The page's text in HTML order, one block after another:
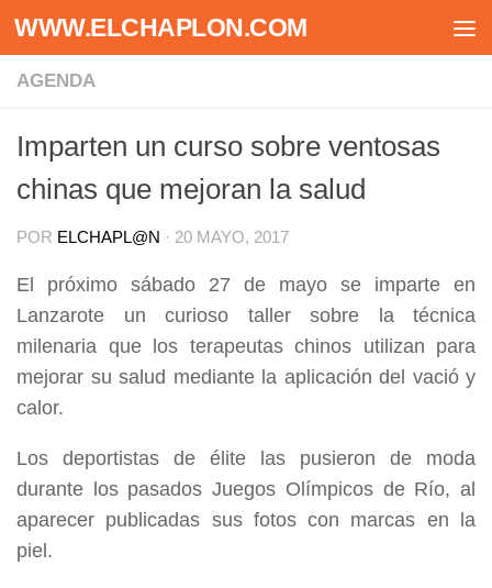
Saltar al contenido
WWW.ELCHAPLON.COM
AGENDA
Imparten un curso sobre ventosas
chinas que mejoran la salud
POR ELCHAPL@N · 20 MAYO, 2017
El próximo sábado 27 de mayo se imparte en
Lanzarote un curioso taller sobre la técnica
milenaria que los terapeutas chinos utilizan para
mejorar su salud mediante la aplicación del vació y
calor.
Los deportistas de élite las pusieron de moda
durante los pasados Juegos Olímpicos de Río, al
aparecer publicadas sus fotos con marcas en la
piel.